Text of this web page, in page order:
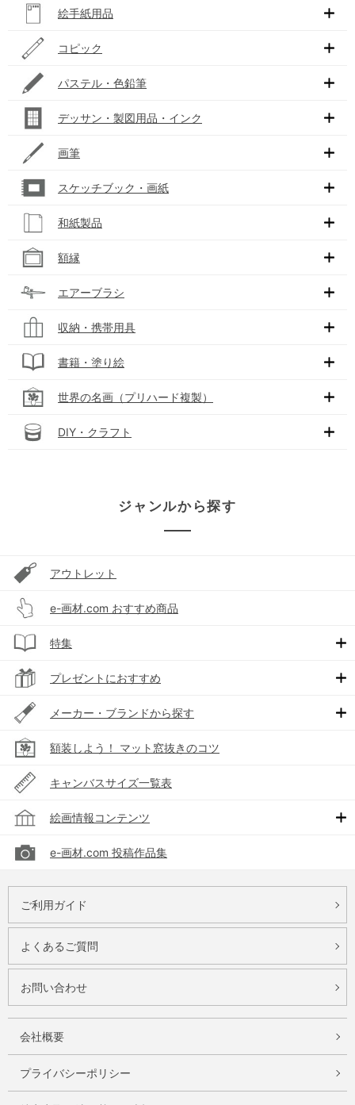
絵手紙用品
コピック
パステル・色鉛筆
デッサン・製図用品・インク
画筆
スケッチブック・画紙
和紙製品
額縁
エアーブラシ
収納・携帯用具
書籍・塗り絵
世界の名画（プリハード複製）
DIY・クラフト
ジャンルから探す
アウトレット
e-画材.com おすすめ商品
特集
プレゼントにおすすめ
メーカー・ブランドから探す
額装しよう！ マット窓抜きのコツ
キャンバスサイズ一覧表
絵画情報コンテンツ
e-画材.com 投稿作品集
ご利用ガイド
よくあるご質問
お問い合わせ
会社概要
プライバシーポリシー